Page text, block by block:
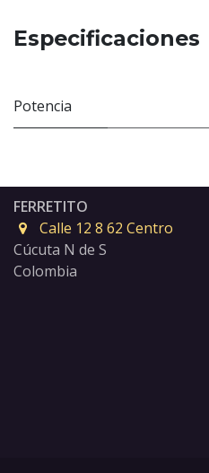
Especificaciones
Potencia
FERRETITO
Calle 12 8 62 Centro
Cúcuta N de S
Colombia